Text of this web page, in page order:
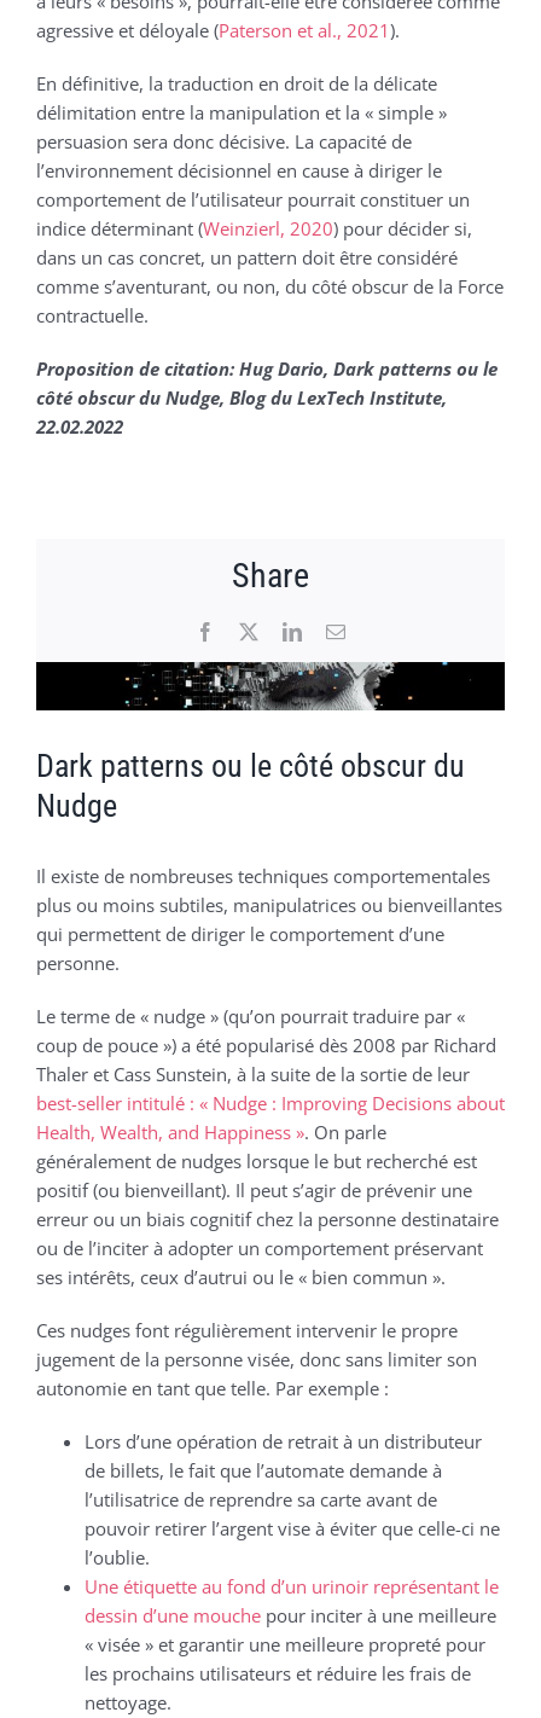
agressive et déloyale (Paterson et al., 2021).
En définitive, la traduction en droit de la délicate
délimitation entre la manipulation et la « simple »
persuasion sera donc décisive. La capacité de
l’environnement décisionnel en cause à diriger le
comportement de l’utilisateur pourrait constituer un
indice déterminant (Weinzierl, 2020) pour décider si,
dans un cas concret, un pattern doit être considéré
comme s’aventurant, ou non, du côté obscur de la Force
contractuelle.
Proposition de citation: Hug Dario, Dark patterns ou le
côté obscur du Nudge, Blog du LexTech Institute,
22.02.2022
Share
Facebook LinkedInEmail
Dark patterns ou le côté obscur du
Nudge
Il existe de nombreuses techniques comportementales
plus ou moins subtiles, manipulatrices ou bienveillantes
qui permettent de diriger le comportement d’une
personne.
Le terme de « nudge » (qu’on pourrait traduire par «
coup de pouce ») a été popularisé dès 2008 par Richard
Thaler et Cass Sunstein, à la suite de la sortie de leur
best-seller intitulé : « Nudge : Improving Decisions about
Health, Wealth, and Happiness ». On parle
généralement de nudges lorsque le but recherché est
positif (ou bienveillant). Il peut s’agir de prévenir une
erreur ou un biais cognitif chez la personne destinataire
ou de l’inciter à adopter un comportement préservant
ses intérêts, ceux d’autrui ou le « bien commun ».
Ces nudges font régulièrement intervenir le propre
jugement de la personne visée, donc sans limiter son
autonomie en tant que telle. Par exemple :
Lors d’une opération de retrait à un distributeur
de billets, le fait que l’automate demande à
l’utilisatrice de reprendre sa carte avant de
pouvoir retirer l’argent vise à éviter que celle-ci ne
l’oublie.
Une étiquette au fond d’un urinoir représentant le
dessin d’une mouchepour inciter à une meilleure
« visée » et garantir une meilleure propreté pour
les prochains utilisateurs et réduire les frais de
nettoyage.